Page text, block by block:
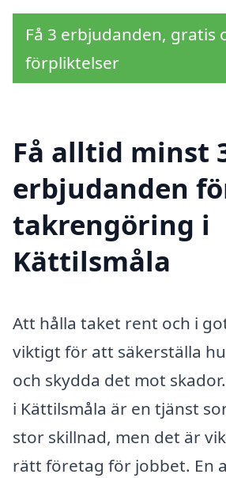
Få 3 erbjudanden, gratis
förpliktelser
Få alltid minst
erbjudanden
takrengöring i
Kättilsmåla
Att hålla taket rent och i
viktigt för att säkerställa
och skydda det mot
i Kättilsmåla är en tjänst
stor skillnad, men det är
rätt företag för jobbet. En